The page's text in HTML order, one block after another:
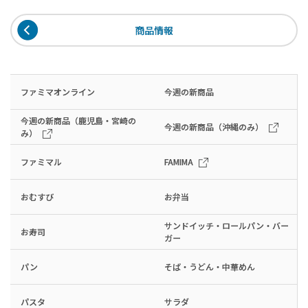
商品情報
ファミマオンライン 今週の新商品
今週の新商品（鹿児島・宮崎の
み）
今週の新商品（沖縄のみ）
ファミマル FAMIMA
おむすび お弁当
お寿司
サンドイッチ・ロールパン・バー
ガー
パン そば・うどん・中華めん
パスタ サラダ